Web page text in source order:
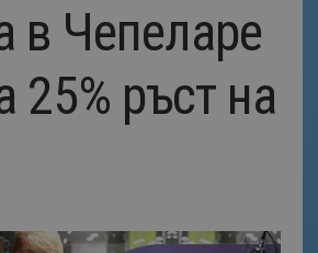
в Чепеларе
25% ръст на